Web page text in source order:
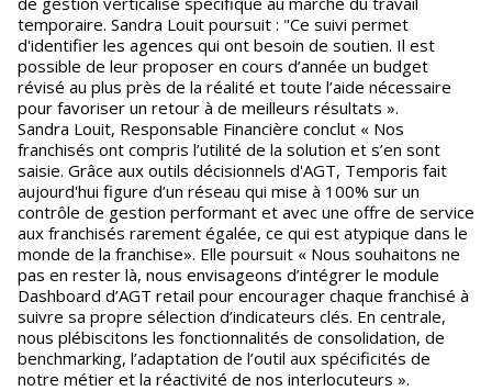
temporaire. Sandra Louit poursuit : "Ce suivi permet
d'identifier les agences qui ont besoin de soutien. Il est
possible de leur proposer en cours d’année un budget
révisé au plus près de la réalité et toute l’aide nécessaire
pour favoriser un retour à de meilleurs résultats ».
Sandra Louit, Responsable Financière conclut « Nos
franchisés ont compris l’utilité de la solution et s’en sont
saisie. Grâce aux outils décisionnels d'AGT, Temporis fait
aujourd'hui figure d’un réseau qui mise à 100% sur un
contrôle de gestion performant et avec une offre de service
aux franchisés rarement égalée, ce qui est atypique dans le
monde de la franchise». Elle poursuit « Nous souhaitons ne
pas en rester là, nous envisageons d’intégrer le module
Dashboard d’AGT retail pour encourager chaque franchisé à
suivre sa propre sélection d’indicateurs clés. En centrale,
nous plébiscitons les fonctionnalités de consolidation, de
benchmarking, l’adaptation de l’outil aux spécificités de
notre métier et la réactivité de nos interlocuteurs ».